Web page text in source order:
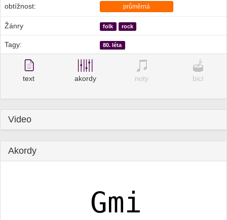
obtížnost: průměrná
Žánry folk rock
Tagy: 80. léta
text akordy noty bicí
Video
Akordy
Gmi